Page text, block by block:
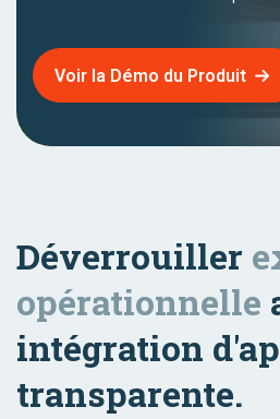
Voir la Démo du Produit
Déverrouiller
opérationnelle
intégration
transparente.